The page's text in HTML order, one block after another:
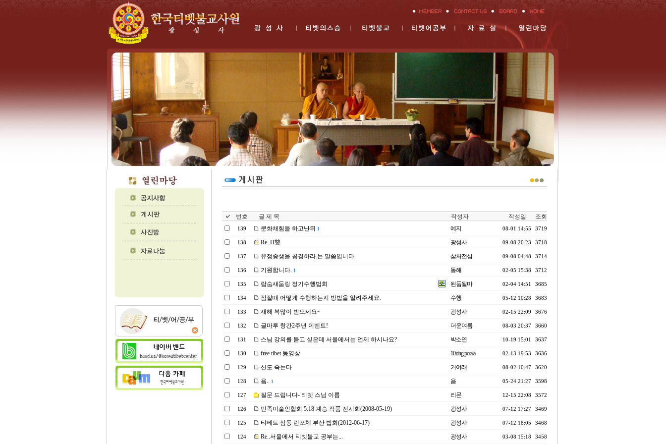
번호 글 제 목 작성자 작성일 조회
139 문화채험을 하고난뒤 1 예지 08-01 14:55 3719
138 Re..П讐 광성사 09-08 20:23 3718
137 유정중생을 공경하라.는 말씀입니다. 삼처전심 09-08 04:48 3714
136 기원합니다. 1 동해 02-05 15:38 3712
135 랍숨섀둡링 정기수행법회 된둡될마 02-04 14:51 3685
134 잠잘때 어떻게 수행하는지 방법을 알려주세요. 수행 05-12 10:28 3683
133 새해 복많이 받으세요~ 광성사 02-15 22:09 3676
132 글마루 창간2주년 이벤트! 더운여름 08-03 20:37 3660
131 스님 강의를 듣고 싶은데 서울에서는 언제 하시나요? 박소연 10-19 15:01 3637
130 free tibet 동영상 10zing potala 02-13 19:53 3636
129 신도 죽는다 거여래 08-02 10:47 3620
128 음.. 1 음 05-24 21:27 3598
127 질문 드립니다- 티벳 스님 이름 리몬 12-15 22:08 3572
126 민족미술인협회 5.18 계승 작품 전시회(2008-05-19) 광성사 07-12 17:27 3469
125 티베트 삼동 린포체 부산 법회(2012-06-17) 광성사 07-12 18:05 3468
124 Re..서울에서 티벳불교 공부는... 광성사 03-08 15:18 3458